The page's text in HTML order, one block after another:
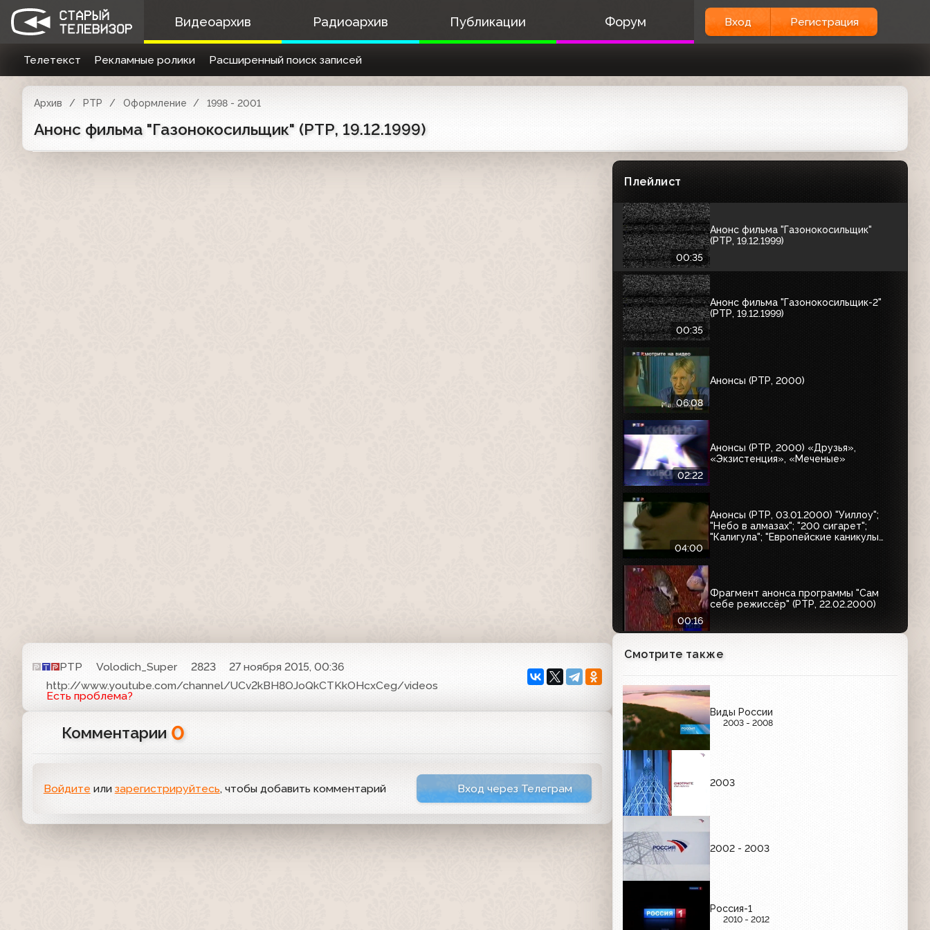
Видеоархив Радиоархив Публикации Форум Вход Регистрация
Телетекст Рекламные ролики Расширенный поиск записей
Архив РТР Оформление 1998 - 2001
Анонс фильма "Газонокосильщик" (РТР, 19.12.1999)
РТР Volodich_Super 2823
27 ноября 2015, 00:36
http://www.youtube.com/channel/UCv2kBH8OJoQkCTKkOHcxCeg/videos
Есть проблема?
Комментарии 0
Войдите или зарегистрируйтесь, чтобы добавить комментарий Вход через Телеграм
Плейлист
00:35
Анонс блока "Неделя фантастики"
(РТР, 19.12.1999)
Анонс фильма "Ошибка-2000:
Падение в хаос" и заставка (РТР,
00:34
00:35
Анонс фильма "Газонокосильщик"
(РТР, 19.12.1999)
00:35
Анонс фильма "Газонокосильщик-2"
(РТР, 19.12.1999)
06:08
Анонсы (РТР, 2000)
02:22
Анонсы (РТР, 2000) «Друзья»,
«Экзистенция», «Меченые»
04:00
Анонсы (РТР, 03.01.2000) "Уиллоу";
"Небо в алмазах"; "200 сигарет";
"Калигула"; "Европейские каникулы
00:16
Фрагмент анонса программы "Сам
себе режиссёр" (РТР, 22.02.2000)
02:37
Анонсы (РТР, 23.02.2000) Чемпионат
Старая квартира
01:50
02:07
Смотрите также
Виды России
2003 - 2008
2003
2002 - 2003
Россия-1
2010 - 2012